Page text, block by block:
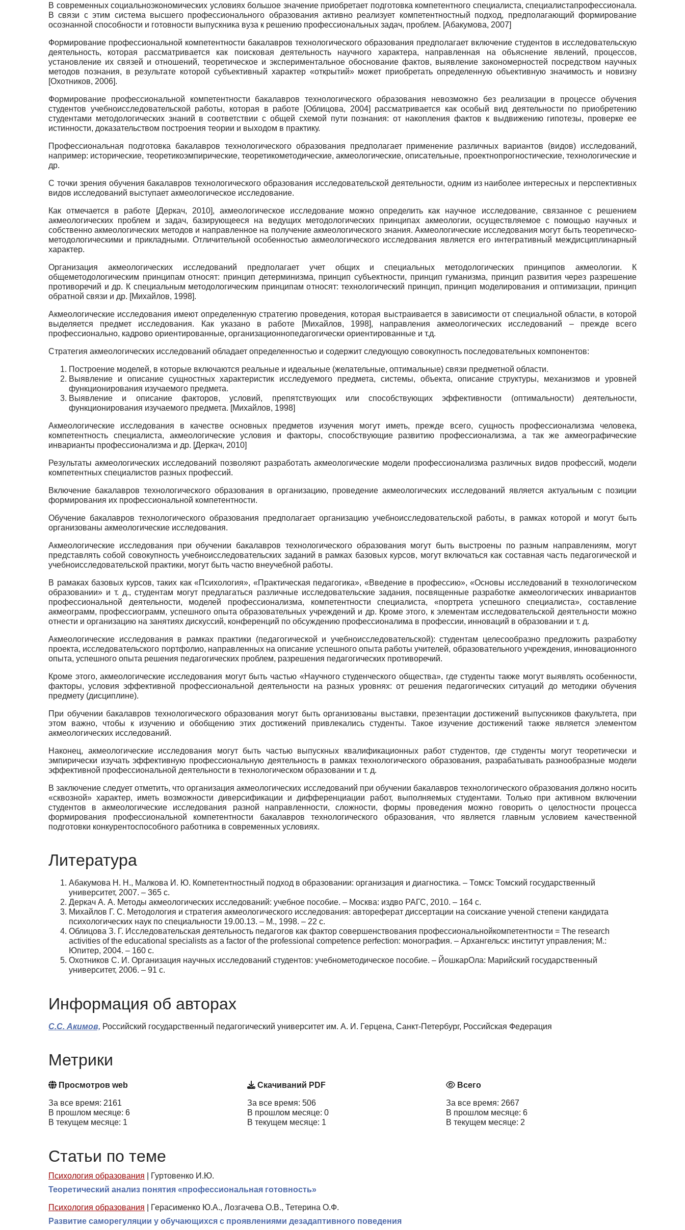
В современных социально­экономических условиях большое значение приоб­ретает подготовка компетентного специалиста, специалиста­профессионала.
В связи с этим система высшего профессионального образования активно реализует компе­тентностный подход, предполагающий формирование
осознанной способности и го­товности выпускника вуза к решению профессиональных задач, проблем. [Абакумова, 2007]
Формирование профессиональной компетентности бакалавров технологиче­ского образования предполагает включение студентов в исследовательскую
деятель­ность, которая рассматривается как поисковая деятельность научного характера, на­правленная на объяснение явлений, процессов,
установление их связей и отноше­ний, теоретическое и экспериментальное обоснование фактов, выявление законо­мерностей посредством научных
методов познания, в результате которой субъектив­ный характер «открытий» может приобретать определенную объективную значи­мость и новизну
[Охотников, 2006].
Формирование профессиональной компетентности бакалавров технологиче­ского образования невозможно без реализации в процессе обучения
студентов учеб­но­исследовательской работы, которая в работе
[Облицова, 2004] рассматривается как особый вид деятельности по приобретению
студентами методологических знаний в соответствии с общей схемой пути познания: от накопления фактов к выдвижению гипотезы, про­верке ее
истинности, доказательством построения теории и выходом в практику.
Профессиональная подготовка бакалавров технологического образования предполагает применение различных вариантов (видов) исследований,
например: ис­торические, теоретико­эмпирические, теоретико­методические, акмеологические, описательные, проектно­прогностические, технологические и
др.
С точки зрения обучения бакалавров технологического образования исследо­вательской деятельности, одним из наиболее интересных и перспективных
видов ис­следований выступает акмеологическое исследование.
Как отмечается в работе [Деркач, 2010], акмеологическое исследование можно определить как научное исследование, связанное с решением
акмеологических проблем и задач, базирующееся на ведущих методологических принципах акмеологии, осуществляе­мое с помощью научных и
собственно акмеологических методов и направленное на получение акмеологического знания. Акмеологические исследования могут быть теоретическо­
методологическими и прикладными. Отличительной особенностью акмеологического исследования является его интегративный междисциплинарный
характер.
Организация акмеологических исследований предполагает учет общих и спе­циальных методологических принципов акмеологии. К
общеметодологическим принципам относят: принцип детерминизма, принцип субъектности, принцип гума­низма, принцип развития через разрешение
противоречий и др. К специальным ме­тодологическим принципам относят: технологический принцип, принцип моделиро­вания и оптимизации, принцип
обратной связи и др. [Михайлов, 1998].
Акмеологические исследования имеют определенную стратегию проведения, которая выстраивается в зависимости от специальной области, в которой
выделяется предмет исследования. Как указано в работе
[Михайлов, 1998], направления акмеологических ис­следований – прежде всего
профессионально, кадрово ориентированные, организа­ционно­педагогически ориентированные и т.д.
Стратегия акмеологических исследований обладает определенностью и со­держит следующую совокупность последовательных компонентов:
Построение моделей, в которые включаются реальные и идеальные (желательные, оптимальные) связи предметной области.
Выявление и описание сущностных характеристик исследуемого пред­мета, системы, объекта, описание структуры, механизмов и уровней
функциониро­вания изучаемого предмета.
Выявление и описание факторов, условий, препятствующих или способ­ствующих эффективности (оптимальности) деятельности,
функционирования изу­чаемого предмета. [Михайлов, 1998]
Акмеологические исследования в качестве основных предметов изучения мо­гут иметь, прежде всего, сущность профессионализма человека,
компетентность спе­циалиста, акмеологические условия и факторы, способствующие развитию профес­сионализма, а так же акмеографические
инварианты профессионализма и др. [Деркач, 2010]
Результаты акмеологических исследований позволяют разработать акмеоло­гические модели профессионализма различных видов профессий, модели
компе­тентных специалистов разных профессий.
Включение бакалавров технологического образования в организацию, прове­дение акмеологических исследований является актуальным с позиции
формирова­ния их профессиональной компетентности.
Обучение бакалавров технологического образования предполагает организа­цию учебно­исследовательской работы, в рамках которой и могут быть
организова­ны акмеологические исследования.
Акмеологические исследования при обучении бакалавров технологического образования могут быть выстроены по разным направлениям, могут
представлять собой совокупность учебно­исследовательских заданий в рамках базовых курсов, мо­гут включаться как составная часть педагогической и
учебно­исследовательской практики, могут быть частю внеучебной работы.
В рамаках базовых курсов, таких как «Психология», «Практическая педагоги­ка», «Введение в профессию», «Основы исследований в технологическом
образова­нии» и т. д., студентам могут предлагаться различные исследовательские задания, посвященные разработке акмеологических инвариантов
профессиональной дея­тельности, моделей профессионализма, компетентности специалиста, «портрета ус­пешного специалиста», составление
акмеограмм, профессиограмм, успешного опыта образовательных учреждений и др. Кроме этого, к элементам исследовательской деятельности можно
отнести и организацию на занятиях дискуссий, конференций по обсуждению профессионалима в профессии, инноваций в образовании и т. д.
Акмеологические исследования в рамках практики (педагогической и учебно­исследовательской): студентам целесообразно предложить разработку
проекта, ис­следовательского портфолио, направленных на описание успешного опыта работы учителей, образовательного учреждения, инновационного
опыта, успешного опыта решения педагогических проблем, разрешения педагогических противоречий.
Кроме этого, акмеологические исследования могут быть частью «Научного студенческого общества», где студенты также могут выявлять особенности,
факторы, условия эффективной профессиональной деятельности на разных уровнях: от реше­ния педагогических ситуаций до методики обучения
предмету (дисциплине).
При обучении бакалавров технологического образования могут быть органи­зованы выставки, презентации достижений выпускников факультета, при
этом важ­но, чтобы к изучению и обобщению этих достижений привлекались студенты. Такое изучение достижений также является элементом
акмеологических исследований.
Наконец, акмеологические исследования могут быть частью выпускных ква­лификационных работ студентов, где студенты могут теоретически и
эмпирически изучать эффективную профессиональную деятельность в рамках технологического образования, разрабатывать разнообразные модели
эффективной профессиональ­ной деятельности в технологическом образовании и т. д.
В заключение следует отметить, что организация акмеологических исследова­ний при обучении бакалавров технологического образования должно носить
«сквоз­ной» характер, иметь возможности диверсификации и дифференциации работ, вы­полняемых студентами. Только при активном включении
студентов в акмеологиче­ские исследования разной направленности, сложности, формы проведения можно го­ворить о целостности процесса
формирования профессиональной компетентности ба­калавров технологического образования, что является главным условием качествен­ной
подготовки конкурентоспособного работника в современных условиях.
Литература
Абакумова Н. Н., Малкова И. Ю. Компетентностный подход в образовании: организация и диагности­ка. – Томск: Томский государственный
университет, 2007. – 365 с.
Деркач А. А. Методы акмеологических исследований: учебное пособие. – Москва: изд­во РАГС, 2010. – 164 с.
Михайлов Г. С. Методология и стратегия акмеологического исследования: автореферат диссертации на соискание ученой степени кандидата
психологических наук по специальности 19.00.13. – М., 1998. – 22 с.
Облицова З. Г. Исследовательская деятельность педагогов как фактор совершенствования профес­сиональнойкомпетентности = The research
activities of the educational specialists as a factor of the professional competence perfection: монография. – Архангельск: институт управления; М.:
Юпитер, 2004. – 160 с.
Охотников С. И. Организация научных исследований студентов: учебно­методическое пособие. – Йошкар­Ола: Марийский государственный
университет, 2006. – 91 с.
Информация об авторах
С.С. Акимов, Российский государственный педагогический университет им. А. И. Герцена, Санкт-Петербург, Российская Федерация
Метрики
Просмотров web
За все время: 2161
В прошлом месяце: 6
В текущем месяце: 1
Скачиваний PDF
За все время: 506
В прошлом месяце: 0
В текущем месяце: 1
Всего
За все время: 2667
В прошлом месяце: 6
В текущем месяце: 2
Статьи по теме
Психология образования
Гуртовенко И.Ю.
Теоретический анализ понятия «профессиональная готовность»
Психология образования
Герасименко Ю.А., Лозгачева О.В., Тетерина О.Ф.
Развитие саморегуляции у обучающихся с проявлениями дезадаптивного поведения